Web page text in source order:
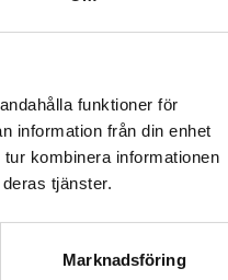
funktioner för
information från din enhet
kombinera informationen
tjänster.
Marknadsföring